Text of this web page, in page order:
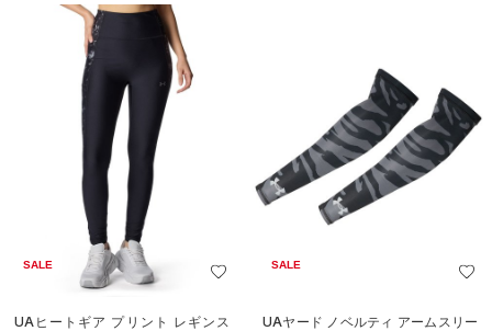
SALE
UAヒートギア プリント レギンス
SALE
UAヤード ノベルティ アームスリー